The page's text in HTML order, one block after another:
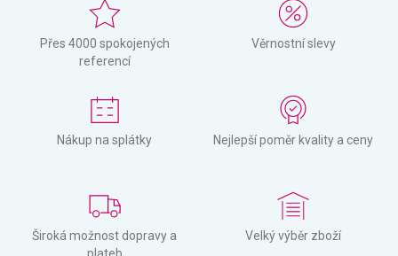
Přes 4000 spokojených
referencí
Věrnostní slevy
Nákup na splátky Nejlepší poměr kvality a ceny
Široká možnost dopravy a
plateb
Velký výběr zboží